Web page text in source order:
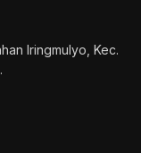
Iringmulyo, Kec.